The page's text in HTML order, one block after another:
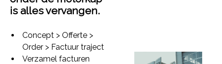
is alles vervangen.
Concept > Offerte >
Order > Factuur traject
Verzamel facturen